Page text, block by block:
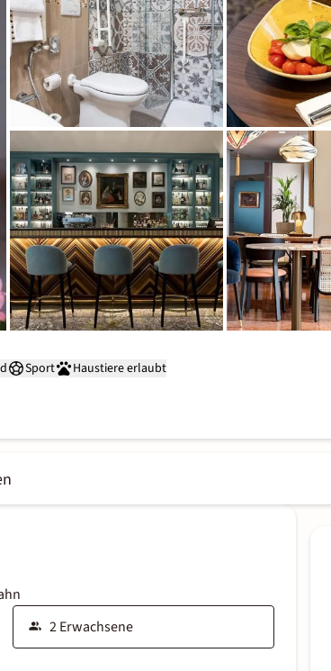
Sport Haustiere erlaubt